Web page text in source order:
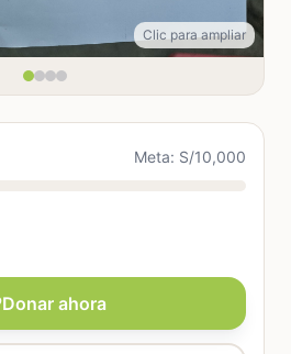
Clic para ampliar
Meta: S/10,000
Donar ahora